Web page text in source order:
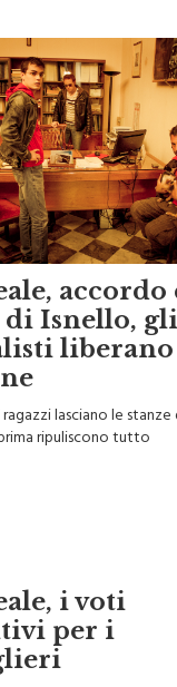
di Isnello, gli
lasciano le
ripuliscono tutto
i voti
per i